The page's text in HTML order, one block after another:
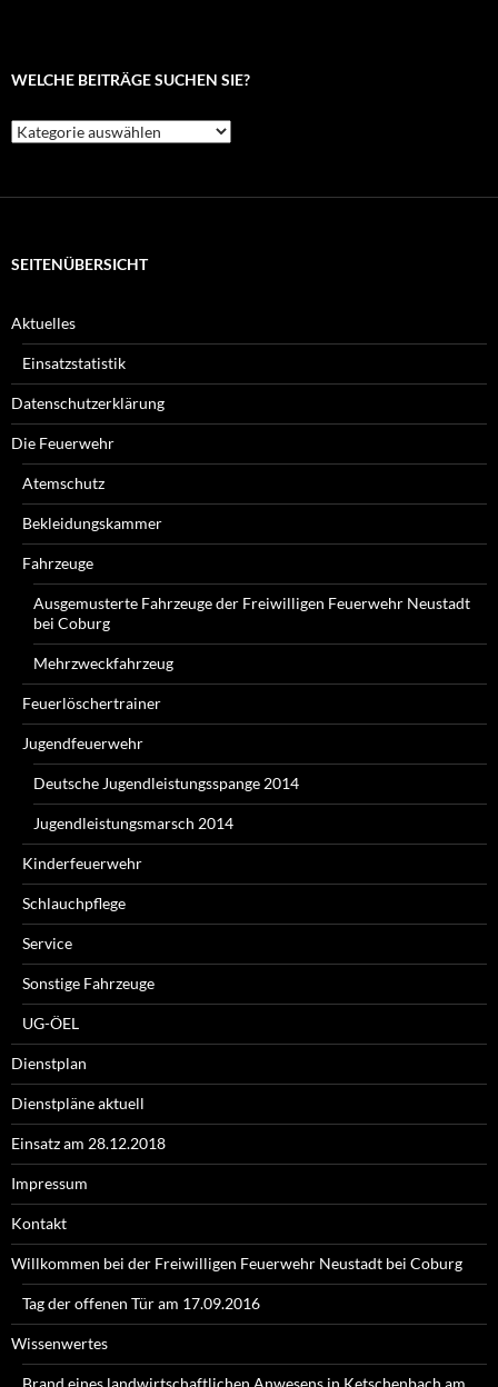
WELCHE BEITRÄGE SUCHEN SIE?
Welche
Beiträge
SEITENÜBERSICHT
Aktuelles
Einsatzstatistik
Datenschutzerklärung
Die Feuerwehr
Atemschutz
Bekleidungskammer
Fahrzeuge
Ausgemusterte Fahrzeuge der Freiwilligen Feuerwehr Neustadt
bei Coburg
Mehrzweckfahrzeug
Feuerlöschertrainer
Jugendfeuerwehr
Deutsche Jugendleistungsspange 2014
Jugendleistungsmarsch 2014
Kinderfeuerwehr
Schlauchpflege
Service
Sonstige Fahrzeuge
UG-ÖEL
Dienstplan
Dienstpläne aktuell
Einsatz am 28.12.2018
Impressum
Kontakt
Willkommen bei der Freiwilligen Feuerwehr Neustadt bei Coburg
Tag der offenen Tür am 17.09.2016
Wissenwertes